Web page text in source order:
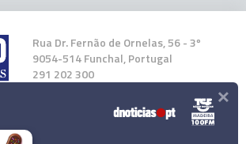
Rua Dr. Fernão de Ornelas, 56 - 3º
9054-514 Funchal, Portugal
291 202 300
Instale a nossa App ×